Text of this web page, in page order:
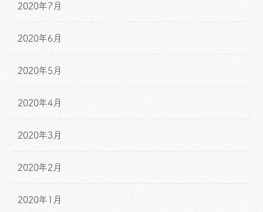
2020年7月
2020年6月
2020年5月
2020年4月
2020年3月
2020年2月
2020年1月